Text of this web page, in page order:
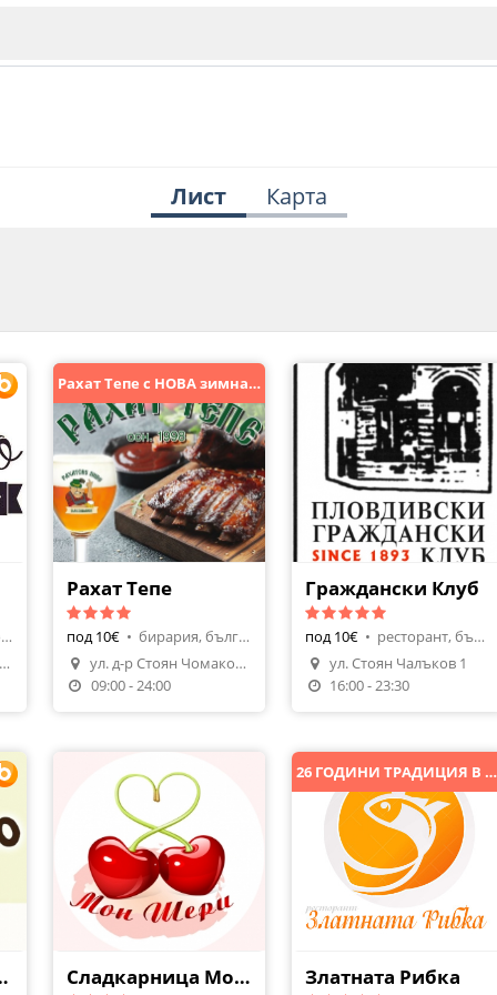
Пловдив
Лист Карта
ресторант, европейска
бул. 6-ти септември 163
Рахат Тепе с НОВА зимна градина !
Рахат Тепе
под 10€ •
бирария, българска кухня
ул. д-р Стоян Чомаков 20
09:00 - 24:00
Граждански Клуб
под 10€ •
ресторант, българска кухня
ул. Стоян Чалъков 1
16:00 - 23:30
Сладкарница Мон Шери
26 ГОДИНИ ТРАДИЦИЯ В СЪРЦЕТО НА ПЛОВДИВ
Златната Рибка